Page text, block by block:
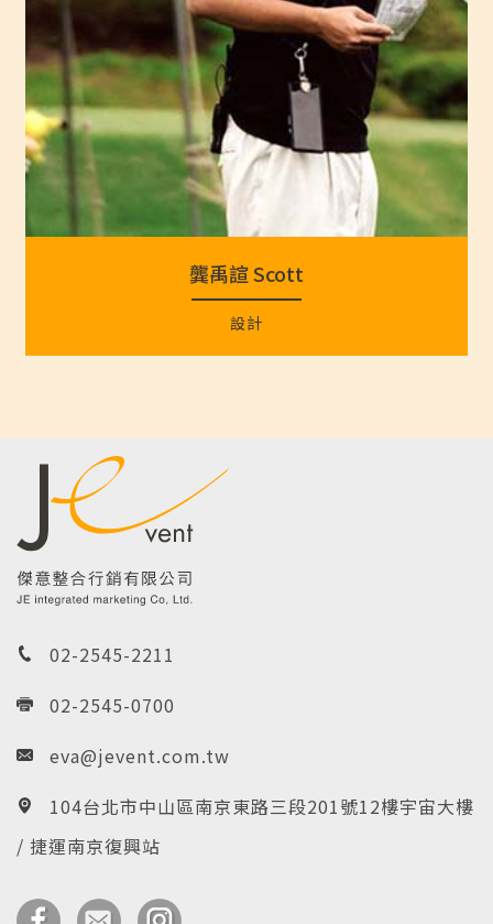
龔禹諠 Scott
設計
02-2545-2211
02-2545-0700
eva@jevent.com.tw
104台北市中山區南京東路三段201號12樓宇宙大樓
/ 捷運南京復興站